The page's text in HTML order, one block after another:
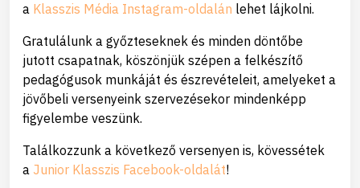
a Klasszis Média Instagram-oldalán lehet lájkolni.
Gratulálunk a győzteseknek és minden döntőbe
jutott csapatnak, köszönjük szépen a felkészítő
pedagógusok munkáját és észrevételeit, amelyeket a
jövőbeli versenyeink szervezésekor mindenképp
figyelembe veszünk.
Találkozzunk a következő versenyen is, kövessétek
a Junior Klasszis Facebook-oldalát!